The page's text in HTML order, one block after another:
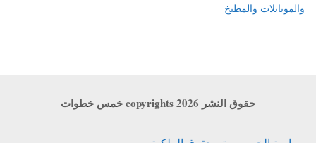
والموبايلات والمطبخ
حقوق النشر copyrights 2026 خمس خطوات